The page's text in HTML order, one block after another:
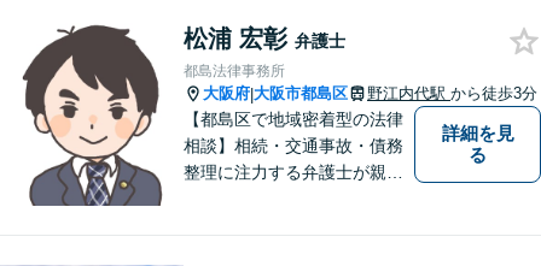
松浦 宏彰 弁護士
都島法律事務所
大阪府|大阪市都島区 野江内代駅 から徒歩3分
【都島区で地域密着型の法律
相談】相続・交通事故・債務
整理に注力する弁護士が親身
詳細を見
る